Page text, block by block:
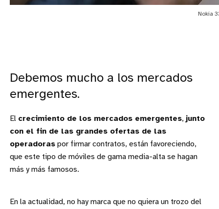
Nokia
Debemos mucho a los mercados
emergentes.
El crecimiento de los mercados emergentes, junto
con el fin de las grandes ofertas de las
operadoras por firmar contratos, están favoreciendo,
que este tipo de móviles de gama media-alta se hagan
más y más famosos.
En la actualidad, no hay marca que no quiera un trozo del